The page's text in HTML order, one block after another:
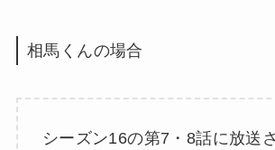
相馬くんの場合
シーズン16の第7・8話に放送